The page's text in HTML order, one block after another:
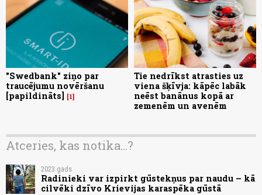
"Swedbank" ziņo par
traucējumu novēršanu
[papildināts]
1
Tie nedrīkst atrasties uz
viena šķīvja: kāpēc labāk
neēst banānus kopā ar
zemenēm un avenēm
Atceries, kas notika...?
2023.gads
Radinieki var izpirkt gūstekņus par naudu – kā
cilvēki dzīvo Krievijas karaspēka gūstā